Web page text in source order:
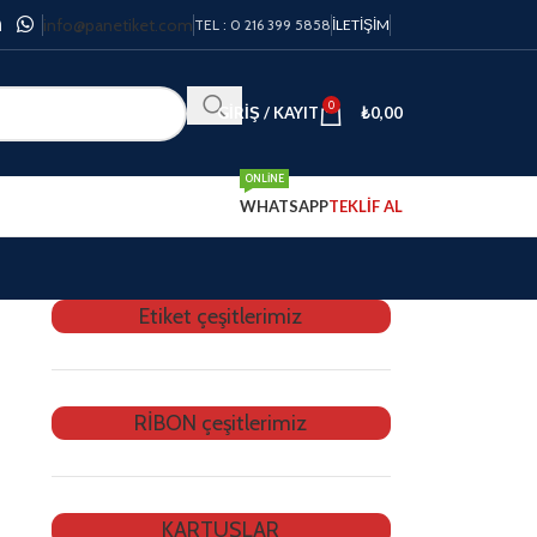
info@panetiket.com TEL : 0 216 399 5858 İLETIŞIM
GIRIŞ / KAYIT 0 ₺0,00
WHATSAPP
ONLINE
TEKLİF AL
Etiket çeşitlerimiz
RİBON çeşitlerimiz
KARTUŞLAR